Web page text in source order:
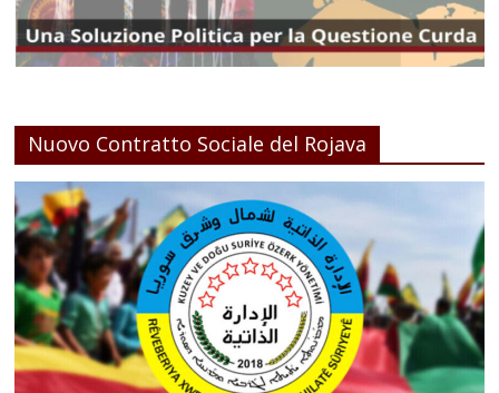
Nuovo Contratto Sociale del Rojava